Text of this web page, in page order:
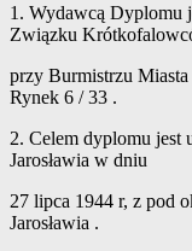
1. Wydawcą Dyplomu
Związku
przy Burmistrzu Miasta
Rynek 6 / 33 .
2. Celem dyplomu jest
Jarosławia w dniu
27 lipca 1944 r, z pod
Jarosławia .